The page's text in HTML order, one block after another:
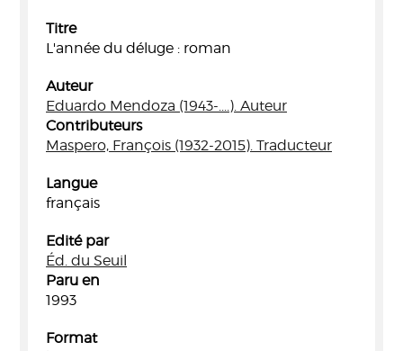
Titre
L'année du déluge : roman
Auteur
Eduardo Mendoza (1943-....). Auteur
Contributeurs
Maspero, François (1932-2015). Traducteur
Langue
français
Edité par
Éd. du Seuil
Paru en
1993
Format